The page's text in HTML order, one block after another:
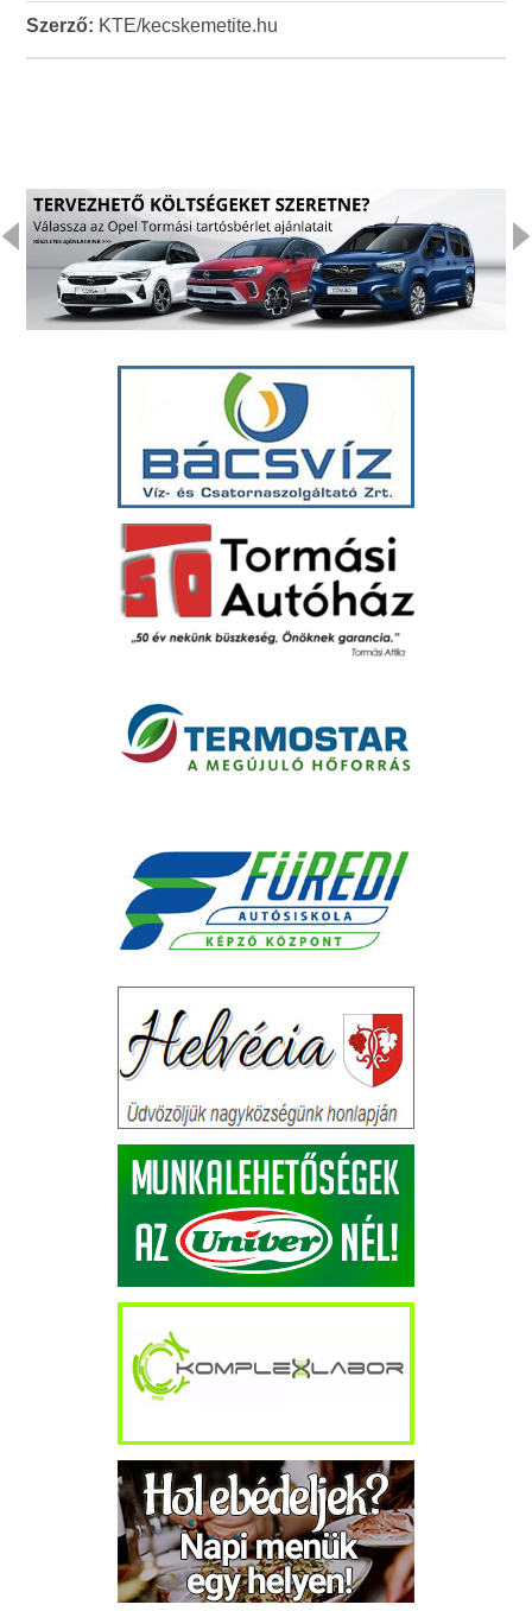
Szerző: KTE/kecskemetite.hu